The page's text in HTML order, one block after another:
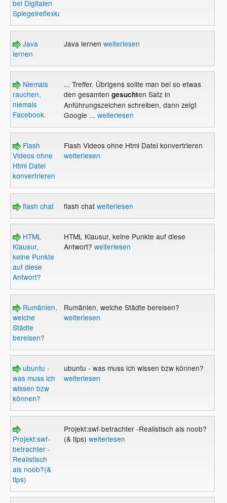
bei Digitalen
Spiegelreflexkameras
Java
lernen
Java lernen weiterlesen
Niemals
rauchen,
niemals
Facebook.
... Treffer. Übrigens sollte man bei so etwas
den gesamten gesuchten Satz in
Anführungszeichen schreiben, dann zeigt
Google ... weiterlesen
Flash
Videos ohne
Html Datei
konvertrieren
Flash Videos ohne Html Datei konvertrieren
weiterlesen
flash chat flash chat weiterlesen
HTML
Klausur,
keine Punkte
auf diese
Antwort?
HTML Klausur, keine Punkte auf diese
Antwort? weiterlesen
Rumänien,
welche
Städte
bereisen?
Rumänien, welche Städte bereisen?
weiterlesen
ubuntu -
was muss ich
wissen bzw
können?
ubuntu - was muss ich wissen bzw können?
weiterlesen
Projekt:swf-
betrachter -
Realistisch
als noob?(&
tips)
Projekt:swf-betrachter -Realistisch als noob?
(& tips) weiterlesen